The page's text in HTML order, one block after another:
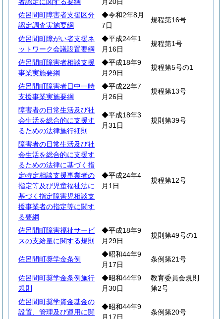
佐呂間町障害者支援区分
認定調査実施要綱
◆令和2年8月
7日
規程第16号
佐呂間町障がい者支援ネ
ットワーク会議設置要綱
◆平成24年1
月16日
規程第1号
佐呂間町障害者相談支援
事業実施要綱
◆平成18年9
月29日
規程第5号の1
佐呂間町障害者日中一時
支援事業実施要綱
◆平成22年7
月26日
規程第13号
障害者の日常生活及び社
会生活を総合的に支援す
るための法律施行細則
◆平成18年3
月31日
規則第39号
障害者の日常生活及び社
会生活を総合的に支援す
るための法律に基づく指
定特定相談支援事業者の
指定等及び児童福祉法に
基づく指定障害児相談支
援事業者の指定等に関す
る要綱
◆平成24年4
月1日
規程第12号
佐呂間町障害福祉サービ
スの支給量に関する規則
◆平成18年9
月29日
規則第49号の1
佐呂間町奨学金条例
◆昭和44年9
月17日
条例第21号
佐呂間町奨学金条例施行
規則
◆昭和44年9
月30日
教育委員会規則
第2号
佐呂間町奨学資金基金の
設置、管理及び運用に関
◆昭和44年9
月17日
条例第20号